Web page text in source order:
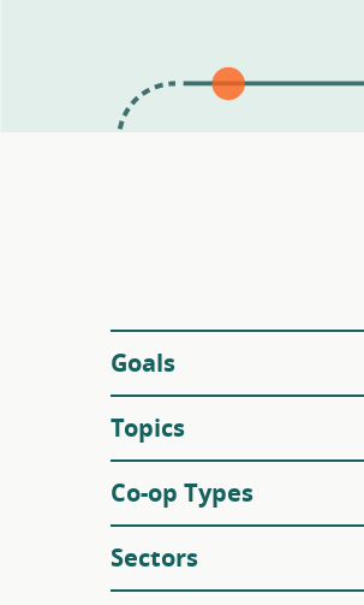
Filters
Goals
Topics
Co-op Types
Sectors